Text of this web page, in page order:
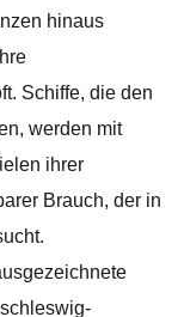
hinaus
Schiffe, die den
werden mit
ihrer
Brauch, der in